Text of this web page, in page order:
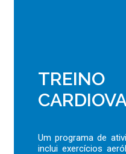
TREINO
Um programa de
inclui exercícios